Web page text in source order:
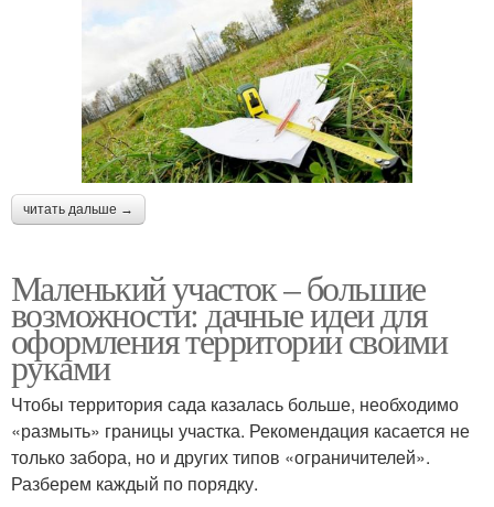
читать дальше →
Маленький участок – большие
возможности: дачные идеи для
оформления территории своими
руками
Чтобы территория сада казалась больше, необходимо
«размыть» границы участка. Рекомендация касается не
только забора, но и других типов «ограничителей».
Разберем каждый по порядку.